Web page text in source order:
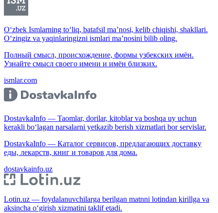
O‘zbek Ismlarning to‘liq, batafsil ma’nosi, kelib chiqishi, shakllari.
O‘zingiz va yaqinlaringizni ismlari ma’nosini bilib oling.
Полный смысл, происхождение, формы узбекских имён.
Узнайте смысл своего имени и имён близких.
ismlar.com
DostavkaInfo — Taomlar, dorilar, kitoblar va boshqa uy uchun
kerakli bo‘lagan narsalarni yetkazib berish xizmatlari bor servislar.
DostavkaInfo — Каталог сервисов, предлагающих доставку
еды, лекарств, книг и товаров для дома.
dostavkainfo.uz
Lotin.uz — foydalanuvchilarga berilgan matnni lotindan kirillga va
aksincha o‘girish xizmatini taklif etadi.